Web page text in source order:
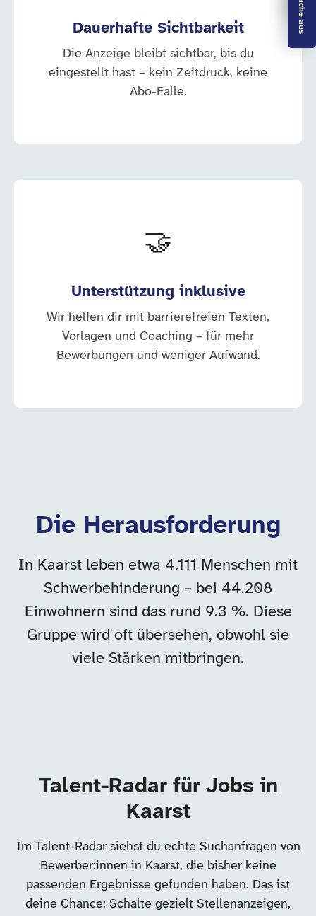
Dauerhafte Sichtbarkeit
Die Anzeige bleibt sichtbar, bis du
eingestellt hast – kein Zeitdruck, keine
Abo-Falle.
🤝
Unterstützung inklusive
Wir helfen dir mit barrierefreien Texten,
Vorlagen und Coaching – für mehr
Bewerbungen und weniger Aufwand.
Die Herausforderung
In Kaarst leben etwa 4.111 Menschen mit
Schwerbehinderung – bei 44.208
Einwohnern sind das rund 9.3 %. Diese
Gruppe wird oft übersehen, obwohl sie
viele Stärken mitbringen.
Talent-Radar für Jobs in
Kaarst
Im Talent-Radar siehst du echte Suchanfragen von
Bewerber:innen in Kaarst, die bisher keine
passenden Ergebnisse gefunden haben. Das ist
deine Chance: Schalte gezielt Stellenanzeigen,